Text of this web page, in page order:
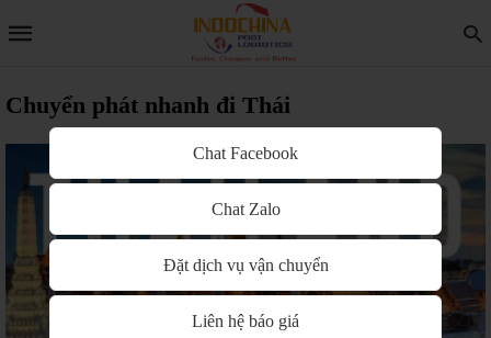
Chuyển phát nhanh đi Thái
Chat Facebook
Chat Zalo
Đặt dịch vụ vận chuyển
Liên hệ báo giá